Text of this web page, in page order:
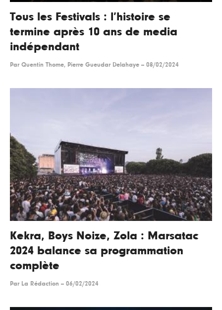
Tous les Festivals : l’histoire se
termine après 10 ans de media
indépendant
Par Quentin Thome, Pierre Gueudar Delahaye -- 08/02/2024
Kekra, Boys Noize, Zola : Marsatac
2024 balance sa programmation
complète
Par La Rédaction -- 06/02/2024